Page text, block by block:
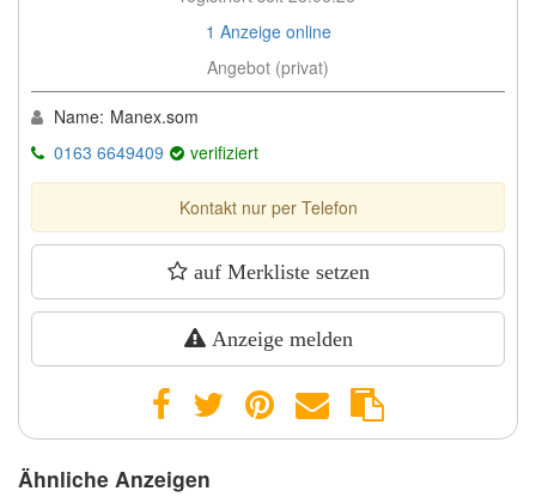
1 Anzeige online
Angebot (privat)
Name: Manex.som
0163 6649409
verifiziert
Kontakt nur per Telefon
auf Merkliste setzen
Anzeige melden
Ähnliche Anzeigen